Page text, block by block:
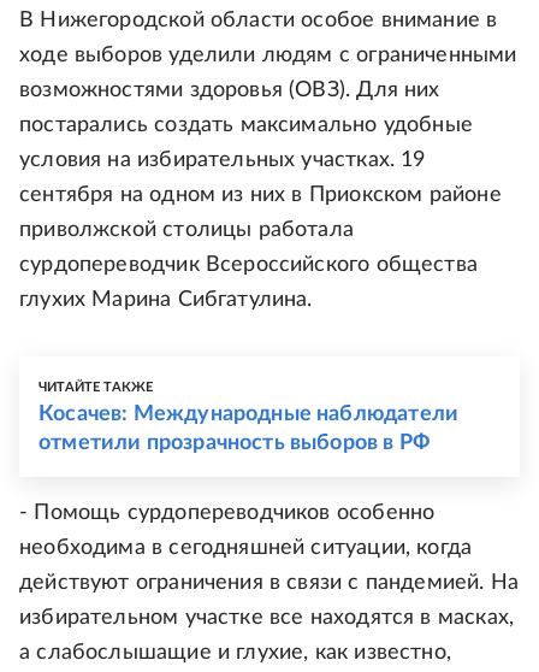
В Нижегородской области особое внимание в
ходе выборов уделили людям с ограниченными
возможностями здоровья (ОВЗ). Для них
постарались создать максимально удобные
условия на избирательных участках. 19
сентября на одном из них в Приокском районе
приволжской столицы работала
сурдопереводчик Всероссийского общества
глухих Марина Сибгатулина.
ЧИТАЙТЕ ТАКЖЕ
Косачев: Международные наблюдатели
отметили прозрачность выборов в РФ
- Помощь сурдопереводчиков особенно
необходима в сегодняшней ситуации, когда
действуют ограничения в связи с пандемией. На
избирательном участке все находятся в масках,
а слабослышащие и глухие, как известно,